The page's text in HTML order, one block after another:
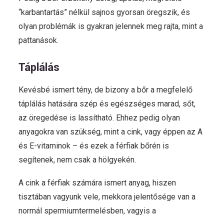
“karbantartás” nélkül sajnos gyorsan öregszik, és
olyan problémák is gyakran jelennek meg rajta, mint a
pattanások.
Táplálás
Kevésbé ismert tény, de bizony a bőr a megfelelő
táplálás hatására szép és egészséges marad, sőt,
az öregedése is lassítható. Ehhez pedig olyan
anyagokra van szükség, mint a cink, vagy éppen az A
és E-vitaminok – és ezek a férfiak bőrén is
segítenek, nem csak a hölgyekén.
A cink a férfiak számára ismert anyag, hiszen
tisztában vagyunk vele, mekkora jelentősége van a
normál spermiumtermelésben, vagyis a